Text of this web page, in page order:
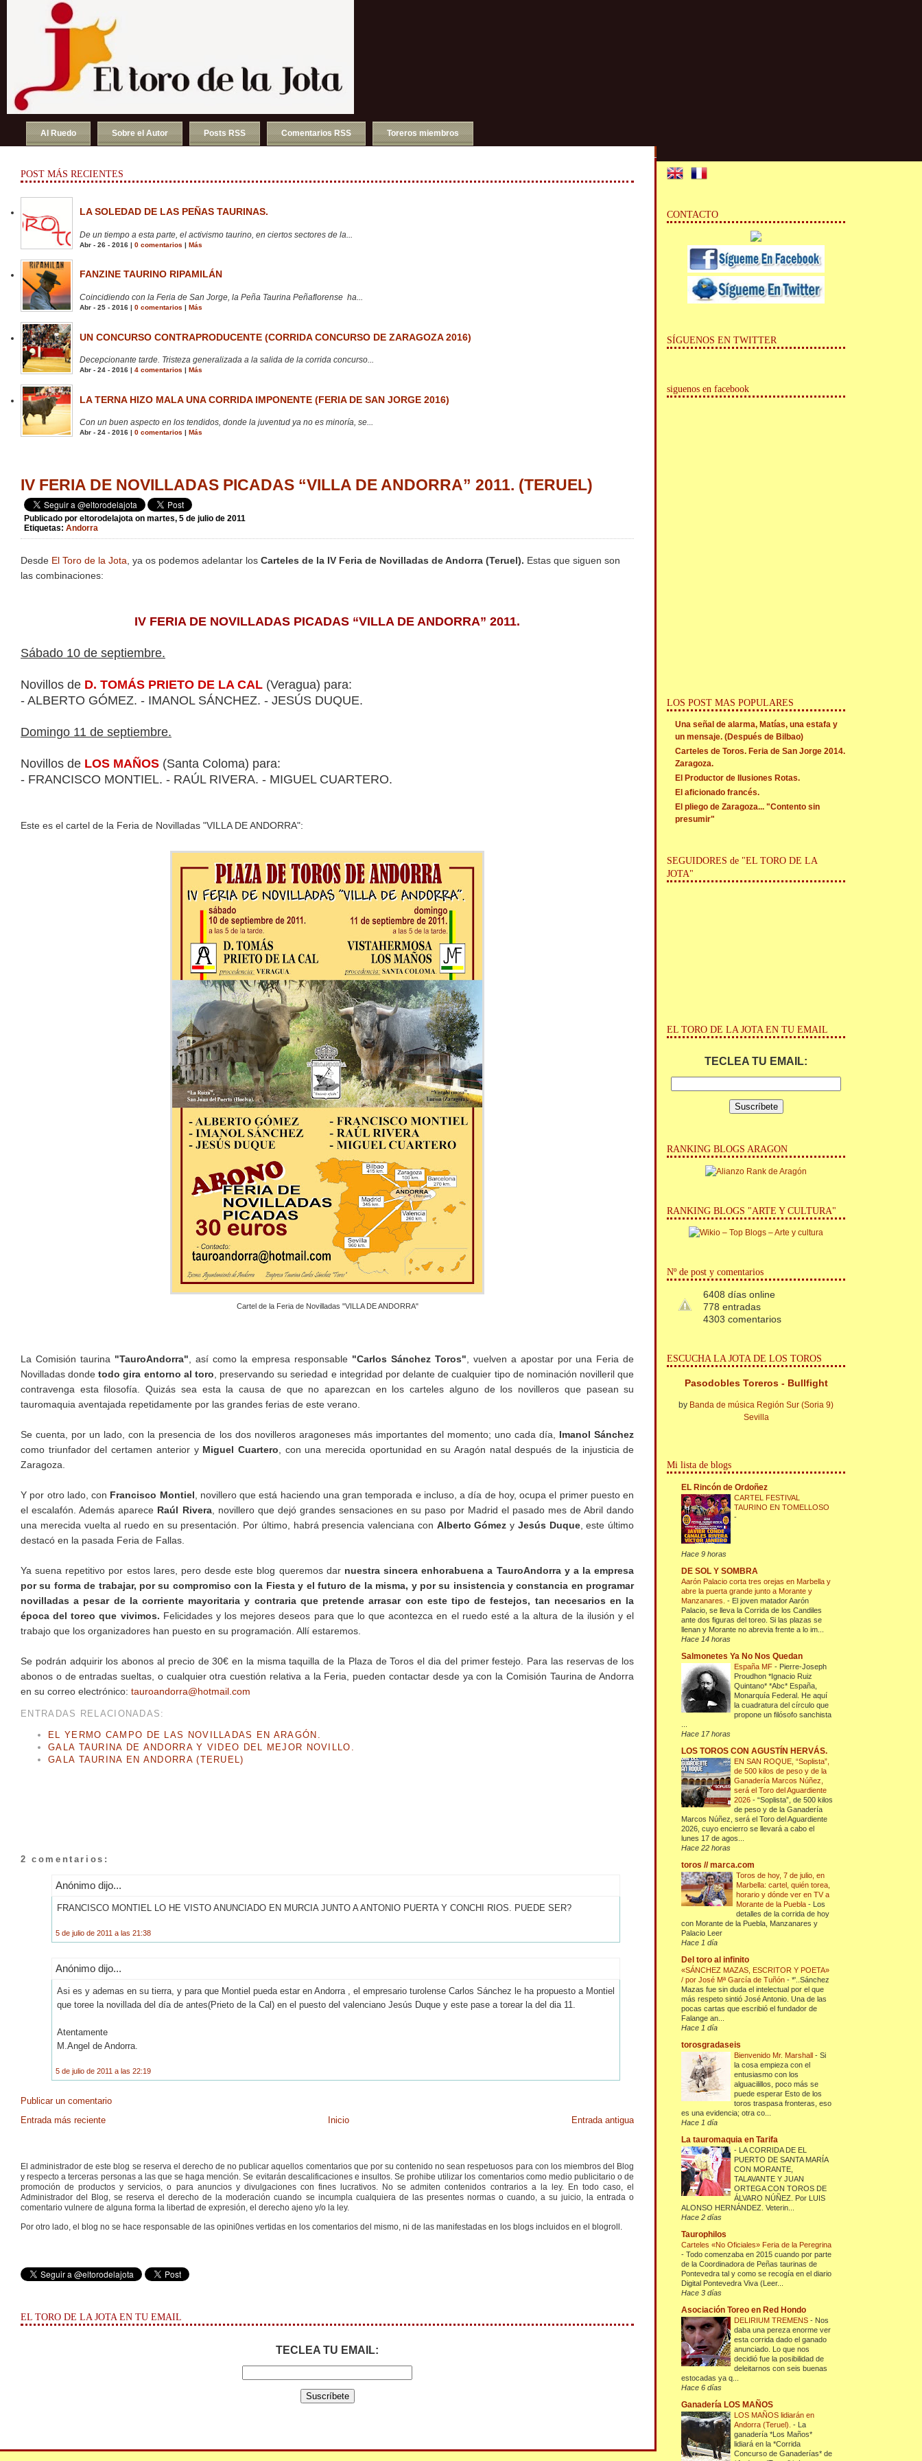
Al Ruedo Sobre el Autor Posts RSS Comentarios RSS Toreros miembros
POST MÁS RECIENTES
LA SOLEDAD DE LAS PEÑAS TAURINAS.
De un tiempo a esta parte, el activismo taurino, en ciertos sectores de la...
Abr - 26 - 2016 | 0 comentarios | Más
FANZINE TAURINO RIPAMILÁN
Coincidiendo con la Feria de San Jorge, la Peña Taurina Peñaflorense ha...
Abr - 25 - 2016 | 0 comentarios | Más
UN CONCURSO CONTRAPRODUCENTE (CORRIDA CONCURSO DE ZARAGOZA 2016)
Decepcionante tarde. Tristeza generalizada a la salida de la corrida concurso...
Abr - 24 - 2016 | 4 comentarios | Más
LA TERNA HIZO MALA UNA CORRIDA IMPONENTE (FERIA DE SAN JORGE 2016)
Con un buen aspecto en los tendidos, donde la juventud ya no es minoría, se...
Abr - 24 - 2016 | 0 comentarios Más
IV FERIA DE NOVILLADAS PICADAS “VILLA DE ANDORRA” 2011. (TERUEL)
Publicado por eltorodelajota on martes, 5 de julio de 2011
Etiquetas: Andorra
Desde El Toro de la Jota , ya os podemos adelantar los Carteles de la IV Feria de Novilladas de Andorra (Teruel). Estas que siguen son
las combinaciones:
IV FERIA DE NOVILLADAS PICADAS “VILLA DE ANDORRA” 2011.
Sábado 10 de septiembre.
Novillos de D. TOMÁS PRIETO DE LA CAL (Veragua) para:
- ALBERTO GÓMEZ. - IMANOL SÁNCHEZ. - JESÚS DUQUE.
Domingo 11 de septiembre.
Novillos de LOS MAÑOS (Santa Coloma) para:
- FRANCISCO MONTIEL. - RAÚL RIVERA. - MIGUEL CUARTERO.
Este es el cartel de la Feria de Novilladas "VILLA DE ANDORRA":
Cartel de la Feria de Novilladas "VILLA DE ANDORRA"
La Comisión taurina "TauroAndorra" , así como la empresa responsable "Carlos Sánchez Toros" , vuelven a apostar por una Feria de
Novilladas dondetodo gira entorno al toro , preservando su seriedad e integridad por delante de cualquier tipo de nominación novilleril que
contravenga esta filosofía. Quizás sea esta la causa de que no aparezcan en los carteles alguno de los novilleros que pasean su
tauromaquia aventajada repetidamente por las grandes ferias de este verano.
Se cuenta, por un lado, con la presencia de los dos novilleros aragoneses más importantes del momento; uno cada día, Imanol Sánchez
como triunfador del certamen anterior y Miguel Cuartero , con una merecida oportunidad en su Aragón natal después de la injusticia de
Zaragoza.
Y por otro lado, con Francisco Montiel , novillero que está haciendo una gran temporada e incluso, a día de hoy, ocupa el primer puesto en
el escalafón. Además aparece Raúl Rivera, novillero que dejó grandes sensaciones en su paso por Madrid el pasado mes de Abril dando
una merecida vuelta al ruedo en su presentación. Por último, habrá presencia valenciana con Alberto Gómez y Jesús Duque, este último
destacó en la pasada Feria de Fallas.
Ya suena repetitivo por estos lares, pero desde este blog queremos dar nuestra sincera enhorabuena a TauroAndorra y a la empresa
por su forma de trabajar, por su compromiso con la Fiesta y el futuro de la misma, y por su insistencia y constancia en programar
novilladas a pesar de la corriente mayoritaria y contraria que pretende arrasar con este tipo de festejos, tan necesarios en la
época del toreo que vivimos. Felicidades y los mejores deseos para que lo que acontezca en el ruedo esté a la altura de la ilusión y el
trabajo que los organizadores han puesto en su programación. Allí estaremos.
Se podrán adquirir los abonos al precio de 30€ en la misma taquilla de la Plaza de Toros el dia del primer festejo. Para las reservas de los
abonos o de entradas sueltas, o cualquier otra cuestión relativa a la Feria, pueden contactar desde ya con la Comisión Taurina de Andorra
en su correo electrónico: tauroandorra@hotmail.com
ENTRADAS RELACIONADAS:
EL YERMO CAMPO DE LAS NOVILLADAS EN ARAGÓN.
GALA TAURINA DE ANDORRA Y VIDEO DEL MEJOR NOVILLO.
GALA TAURINA EN ANDORRA (TERUEL)
2 comentarios:
Anónimo dijo...
FRANCISCO MONTIEL LO HE VISTO ANUNCIADO EN MURCIA JUNTO A ANTONIO PUERTA Y CONCHI RIOS. PUEDE SER?
5 de julio de 2011 a las 21:38
Anónimo dijo...
Asi es y ademas en su tierra, y para que Montiel pueda estar en Andorra , el empresario turolense Carlos Sánchez le ha propuesto a Montiel
que toree la novillada del día de antes(Prieto de la Cal) en el puesto del valenciano Jesús Duque y este pase a torear la del dia 11.
Atentamente
M.Angel de Andorra.
5 de julio de 2011 a las 22:19
Publicar un comentario
Entrada más reciente
Entrada antigua
Inicio
El administrador de este blog se reserva el derecho de no publicar aquellos comentarios que por su contenido no sean respetuosos para con los miembros del Blog
y respecto a terceras personas a las que se haga mención. Se evitarán descalificaciones e insultos. Se prohibe utilizar los comentarios como medio publicitario o de
promoción de productos y servicios, o para anuncios y divulgaciones con fines lucrativos. No se admiten contenidos contrarios a la ley. En todo caso, el
Administrador del Blog, se reserva el derecho de la moderación cuando se incumpla cualquiera de las presentes normas o cuando, a su juicio, la entrada o
comentario vulnere de alguna forma la libertad de expresión, el derecho ajeno y/o la ley.
Por otro lado, el blog no se hace responsable de las opini0nes vertidas en los comentarios del mismo, ni de las manifestadas en los blogs incluidos en el blogroll.
EL TORO DE LA JOTA EN TU EMAIL
TECLEA TU EMAIL:
CONTACTO
SÍGUENOS EN TWITTER
siguenos en facebook
LOS POST MAS POPULARES
Una señal de alarma, Matías, una estafa y
un mensaje. (Después de Bilbao)
Carteles de Toros. Feria de San Jorge 2014.
Zaragoza.
El Productor de Ilusiones Rotas.
El aficionado francés.
El pliego de Zaragoza... "Contento sin
presumir"
SEGUIDORES de "EL TORO DE LA
JOTA"
EL TORO DE LA JOTA EN TU EMAIL
TECLEA TU EMAIL:
RANKING BLOGS ARAGON
RANKING BLOGS "ARTE Y CULTURA"
Nº de post y comentarios
6408 días online
778 entradas
4303 comentarios
ESCUCHA LA JOTA DE LOS TOROS
Pasodobles Toreros - Bullfight
by Banda de música Región Sur (Soria 9)
Sevilla
Mi lista de blogs
EL Rincón de Ordoñez
CARTEL FESTIVAL
TAURINO EN TOMELLOSO
-
Hace 9 horas
DE SOL Y SOMBRA
Aarón Palacio corta tres orejas en Marbella y
abre la puerta grande junto a Morante y
Manzanares.- El joven matador Aarón
Palacio, se lleva la Corrida de los Candiles
ante dos figuras del toreo. Si las plazas se
llenan y Morante no abrevia frente a lo im...
Hace 14 horas
Salmonetes Ya No Nos Quedan
España MF- Pierre-Joseph
Proudhon *Ignacio Ruiz
Quintano* *Abc* España,
Monarquía Federal. He aquí
la cuadratura del círculo que
propone un filósofo sanchista
Hace 17 horas
LOS TOROS CON AGUSTÍN HERVÁS.
EN SAN ROQUE, “Soplista”,
de 500 kilos de peso y de la
Ganadería Marcos Núñez,
será el Toro del Aguardiente
2026-“Soplista”, de 500 kilos
de peso y de la Ganadería
Marcos Núñez, será el Toro del Aguardiente
2026, cuyo encierro se llevará a cabo el
lunes 17 de agos...
Hace 22 horas
toros // marca.com
Toros de hoy, 7 de julio, en
Marbella: cartel, quién torea,
horario y dónde ver en TV a
Morante de la Puebla- Los
detalles de la corrida de hoy
con Morante de la Puebla, Manzanares y
Palacio Leer
Hace 1 día
Del toro al infinito
«SÁNCHEZ MAZAS, ESCRITOR Y POETA»
/ por José Mª García de Tuñón-*'..Sánchez
Mazas fue sin duda el intelectual por el que
más respeto sintió José Antonio. Una de las
pocas cartas que escribió el fundador de
Falange an...
Hace 1 día
torosgradaseis
Bienvenido Mr. Marshall-Si
la cosa empieza con el
entusiasmo con los
alguacilillos, poco más se
puede esperar Esto de los
toros traspasa fronteras, eso
es una evidencia; otra co...
Hace 1 día
La tauromaquia en Tarifa
- LA CORRIDA DE EL
PUERTO DE SANTA MARÍA
CON MORANTE,
TALAVANTE Y JUAN
ORTEGA CON TOROS DE
ÁLVARO NÚÑEZ. Por LUIS
ALONSO HERNÁNDEZ. Veterin...
Hace 2 días
Taurophilos
Carteles «No Oficiales» Feria de la Peregrina
-Todo comenzaba en 2015 cuando por parte
de la Coordinadora de Peñas taurinas de
Pontevedra tal y como se recogía en el diario
Digital Pontevedra Viva (Leer...
Hace 3 días
Asociación Toreo en Red Hondo
DELIRIUM TREMENS- Nos
daba una pereza enorme ver
esta corrida dado el ganado
anunciado. Lo que nos
decidió fue la posibilidad de
deleitarnos con seis buenas
estocadas ya q...
Hace 6 días
Ganadería LOS MAÑOS
LOS MAÑOS lidiarán en
Andorra (Teruel).- La
ganadería *Los Maños*
lidiará en la *Corrida
Concurso de Ganaderías* de